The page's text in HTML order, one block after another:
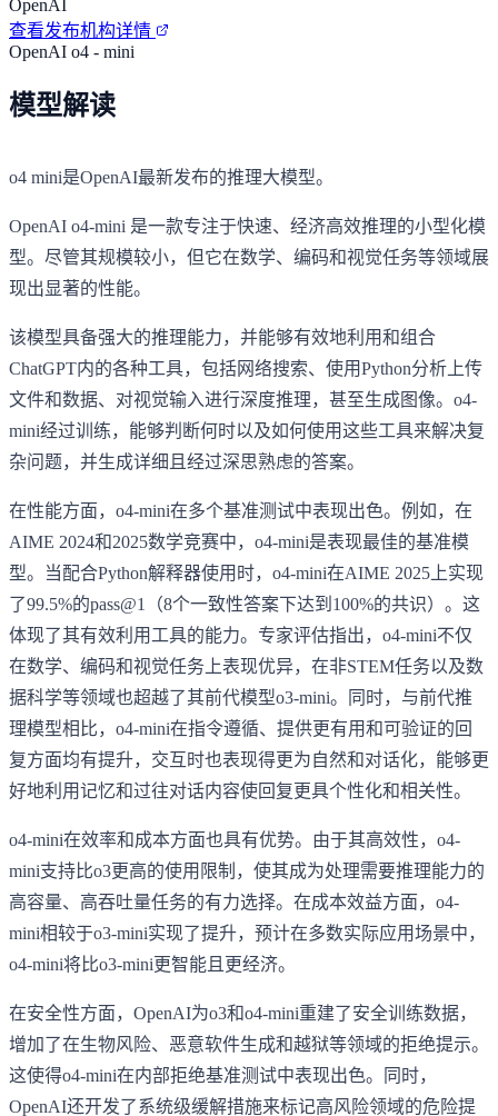
OpenAI
查看发布机构详情
OpenAI o4 - mini
模型解读
o4 mini是OpenAI最新发布的推理大模型。
OpenAI o4-mini 是一款专注于快速、经济高效推理的小型化模
型。尽管其规模较小，但它在数学、编码和视觉任务等领域展
现出显著的性能。
该模型具备强大的推理能力，并能够有效地利用和组合
ChatGPT内的各种工具，包括网络搜索、使用Python分析上传
文件和数据、对视觉输入进行深度推理，甚至生成图像。o4-
mini经过训练，能够判断何时以及如何使用这些工具来解决复
杂问题，并生成详细且经过深思熟虑的答案。
在性能方面，o4-mini在多个基准测试中表现出色。例如，在
AIME 2024和2025数学竞赛中，o4-mini是表现最佳的基准模
型。当配合Python解释器使用时，o4-mini在AIME 2025上实现
了99.5%的pass@1（8个一致性答案下达到100%的共识）。这
体现了其有效利用工具的能力。专家评估指出，o4-mini不仅
在数学、编码和视觉任务上表现优异，在非STEM任务以及数
据科学等领域也超越了其前代模型o3-mini。同时，与前代推
理模型相比，o4-mini在指令遵循、提供更有用和可验证的回
复方面均有提升，交互时也表现得更为自然和对话化，能够更
好地利用记忆和过往对话内容使回复更具个性化和相关性。
o4-mini在效率和成本方面也具有优势。由于其高效性，o4-
mini支持比o3更高的使用限制，使其成为处理需要推理能力的
高容量、高吞吐量任务的有力选择。在成本效益方面，o4-
mini相较于o3-mini实现了提升，预计在多数实际应用场景中，
o4-mini将比o3-mini更智能且更经济。
在安全性方面，OpenAI为o3和o4-mini重建了安全训练数据，
增加了在生物风险、恶意软件生成和越狱等领域的拒绝提示。
这使得o4-mini在内部拒绝基准测试中表现出色。同时，
OpenAI还开发了系统级缓解措施来标记高风险领域的危险提